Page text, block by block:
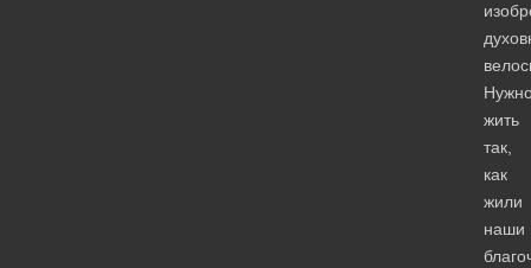
жить
так,
как
жили
наши